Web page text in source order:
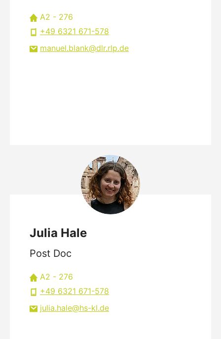
A2 - 276
+49 6321 671-578
manuel.blank
dlr.rlp de
Julia Hale
Post Doc
A2 - 276
+49 6321 671-578
julia.hale
hs-kl de